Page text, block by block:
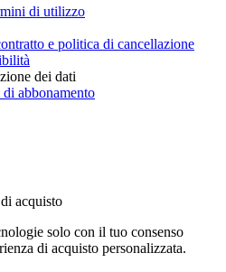
di utilizzo
e politica di cancellazione
dei dati
abbonamento
acquisto
solo con il tuo consenso
di acquisto personalizzata.